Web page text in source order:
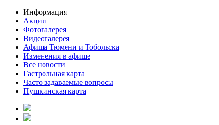
Информация
Акции
Фотогалерея
Видеогалерея
Афиша Тюмени и Тобольска
Изменения в афише
Все новости
Гастрольная карта
Часто задаваемые вопросы
Пушкинская карта